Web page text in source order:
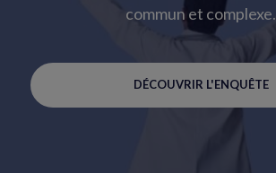
commun et complexe.
DÉCOUVRIR L'ENQUÊTE